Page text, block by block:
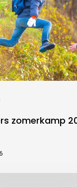
zomerkamp